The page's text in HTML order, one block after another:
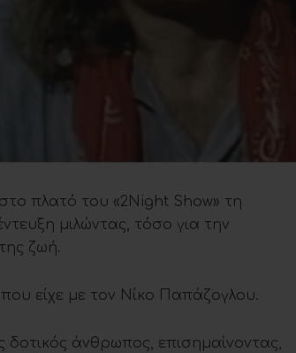
πλατό του «2Night Show» τη
μιλώντας, τόσο για την
ζωή.
είχε με τον Νίκο Παπάζογλου.
δοτικός άνθρωπος, επισημαίνοντας,